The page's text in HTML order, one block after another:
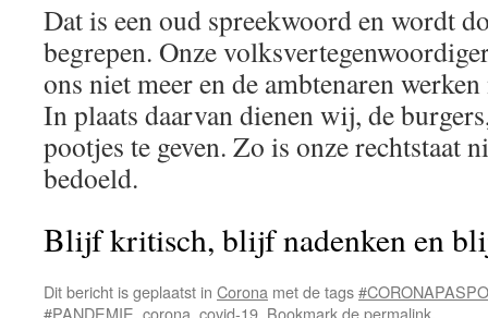
Dat is een oud spreekwoord en wordt
begrepen. Onze
ons niet meer en de ambtenaren
In plaats daarvan dienen wij, de
pootjes te geven. Zo is onze rechtstaat
bedoeld.
Blijf kritisch, blijf nadenken en
Dit bericht is geplaatst in Corona met de tags
#PANDEMIE, corona, covid-19. Bookmark depermalink.